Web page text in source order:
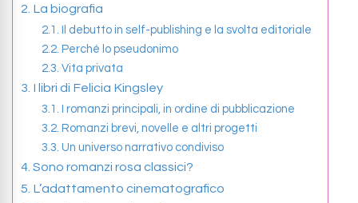
La biografia
Il debutto in self-publishing e la svolta editoriale
Perché lo pseudonimo
Vita privata
I libri di Felicia Kingsley
I romanzi principali, in ordine di pubblicazione
Romanzi brevi, novelle e altri progetti
Un universo narrativo condiviso
Sono romanzi rosa classici?
L’adattamento cinematografico